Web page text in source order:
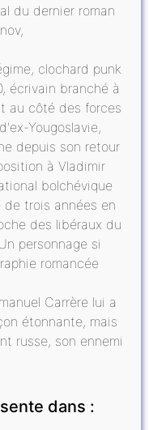
du dernier roman
clochard punk
écrivain branché à
au côté des forces
Yougoslavie,
depuis son retour
à Vladimir
bolchévique
de trois années en
des libéraux du
personnage si
romancée
Carrère lui a
étonnante, mais
russe, son ennemi
dans :